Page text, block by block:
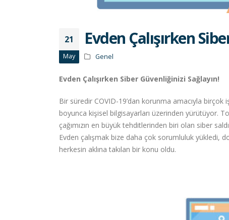
21
May
Evden Çalışırken
Genel
Evden Çalışırken Siber Güvenliğinizi Sağlayın!
Bir süredir COVID-19’dan korunma amacıyla
boyunca kişisel bilgisayarları üzerinden yürütüyor.
çağımızın en büyük tehditlerinden biri olan siber
Evden çalışmak bize daha çok sorumluluk yükledi,
herkesin aklına takılan bir konu oldu.